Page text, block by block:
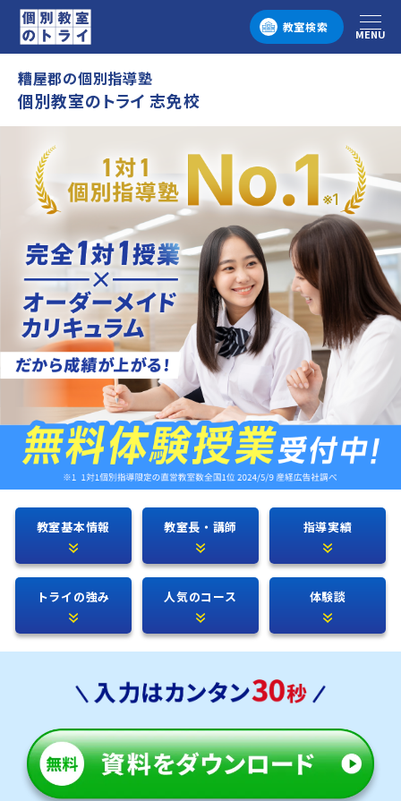
教室検索
メニュー
MENU
糟屋郡の個別指導塾
個別教室のトライ 志免校
教室基本情報 教室長・講師 指導実績
トライの強み 人気のコース 体験談